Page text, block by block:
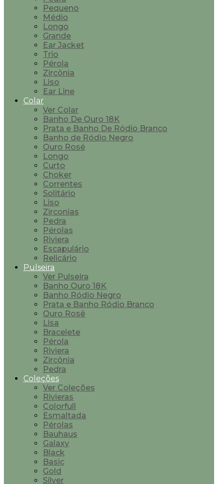
Pequeno
Médio
Longo
Grande
Ear Jacket
Trio
Pérola
Zircônia
Liso
Ear Line
Colar
Ver Colar
Banho De Ouro 18K
Prata e Banho De Ródio Branco
Banho de Ródio Negro
Ouro Rosé
Longo
Curto
Choker
Correntes
Solitário
Liso
Zirconias
Pedra
Pérolas
Riviera
Escapulário
Relicário
Pulseira
Ver Pulseira
Banho Ouro 18K
Banho Ródio Negro
Prata e Banho Ródio Branco
Ouro Rosê
Lisa
Bracelete
Pérola
Riviera
Zircônia
Pedra
Coleções
Ver Coleções
Rivieras
Colorfull
Esmaltada
Pérolas
Bauhaus
Galaxy
Black
Basic
Gold
Silver